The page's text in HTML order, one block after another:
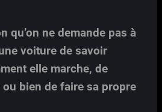
qu’on ne demande pas à
voiture de savoir
elle marche, de
bien de faire sa propre